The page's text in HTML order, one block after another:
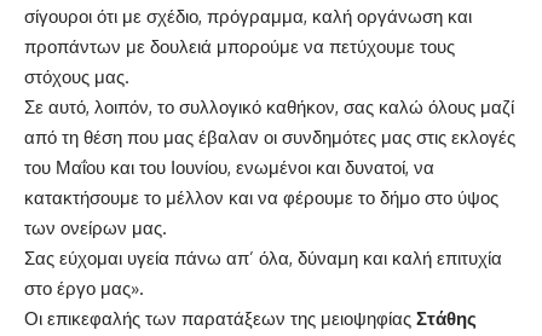
σίγουροι ότι με σχέδιο, πρόγραμμα, καλή οργάνωση και
προπάντων με δουλειά μπορούμε να πετύχουμε τους
στόχους μας.
Σε αυτό, λοιπόν, το συλλογικό καθήκον, σας καλώ όλους μαζί
από τη θέση που μας έβαλαν οι συνδημότες μας στις εκλογές
του Μαΐου και του Ιουνίου, ενωμένοι και δυνατοί, να
κατακτήσουμε το μέλλον και να φέρουμε το δήμο στο ύψος
των ονείρων μας.
Σας εύχομαι υγεία πάνω απ’ όλα, δύναμη και καλή επιτυχία
στο έργο μας».
Οι επικεφαλής των παρατάξεων της μειοψηφίας Στάθης